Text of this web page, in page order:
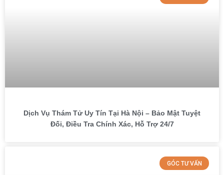
Dịch Vụ Thám Tử Uy Tín Tại Hà Nội – Bảo Mật Tuyệt
Đối, Điều Tra Chính Xác, Hỗ Trợ 24/7
GÓC TƯ VẤN